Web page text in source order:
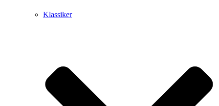
Klassiker